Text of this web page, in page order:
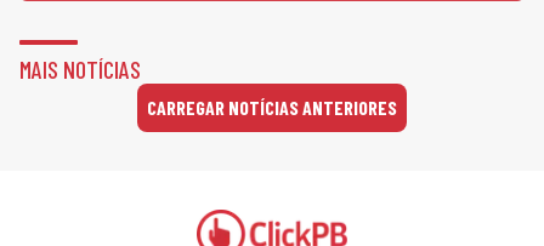
MAIS NOTÍCIAS
CARREGAR NOTÍCIAS ANTERIORES